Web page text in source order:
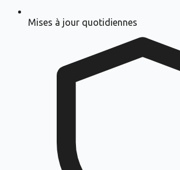
Mises à jour quotidiennes